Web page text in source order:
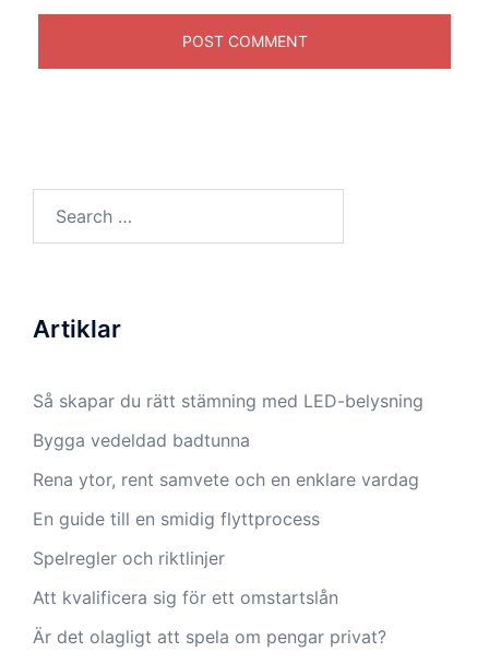
Artiklar
Så skapar du rätt stämning med LED-belysning
Bygga vedeldad badtunna
Rena ytor, rent samvete och en enklare vardag
En guide till en smidig flyttprocess
Spelregler och riktlinjer
Att kvalificera sig för ett omstartslån
Är det olagligt att spela om pengar privat?